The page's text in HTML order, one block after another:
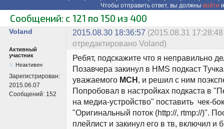
Чтобы отправить ответ, вы должны войти
Сообщений: с 121 по 150 из 400
Voland 2015.08.30 18:36:57 (2015.08.31 17:28:48
отредактировано Voland)
Активный
участник
Неактивен
Зарегистрирован:
2015.06.07
Сообщений: 152
Ребят, подскажите что я неправильно
Позавчера закинул в HMS подкаст
уважаемого MCH, и решил с ним
Попробовал в настройках подкаста в
на медиа-устройство" поставить чек-
"Оригинальный поток (http://, rtmp://)".
плейлист и закинул его в тв, включил и